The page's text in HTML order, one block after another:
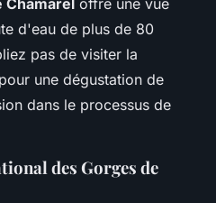
Chamarel offre une vue
d'eau de plus de 80
pas de visiter la
pour une dégustation de
dans le processus de
des Gorges de